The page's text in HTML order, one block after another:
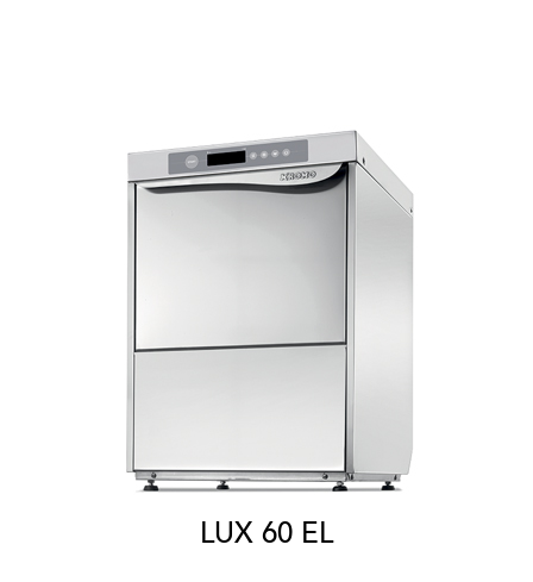
LUX 60 EL